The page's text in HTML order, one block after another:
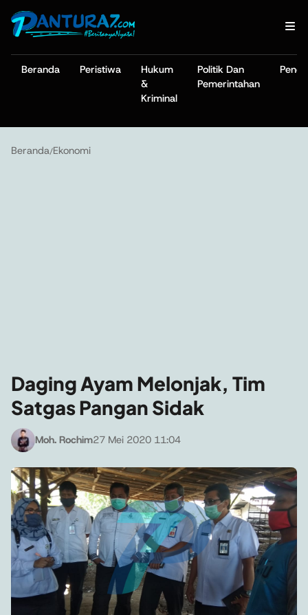
Beranda Peristiwa
Hukum
&
Kriminal
Politik Dan
Pemerintahan
Beranda/Ekonomi
Daging Ayam Melonjak, Tim
Satgas Pangan Sidak
Moh. Rochim27 Mei 2020 11:04